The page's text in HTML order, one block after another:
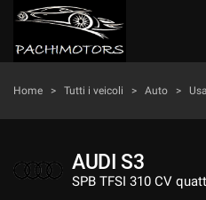
HOME
ACQUISTIAMO USATO
Home > Tutti i veicoli > Auto >
AUDI S3
SPB TFSI 310 CV
tue
preferenze
di
seguente
pannello